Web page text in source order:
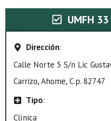
UMFH 33
Dirección:
Calle Norte 5 S/n Lic
Carrizo, Ahome, C.p. 82747
Tipo:
Clínica